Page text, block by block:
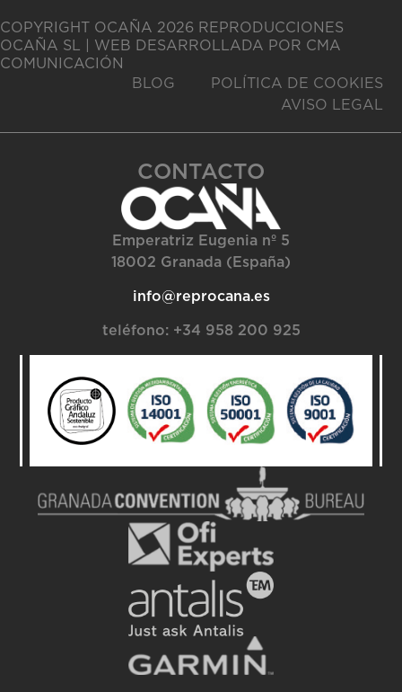
COPYRIGHT OCAÑA 2026 REPRODUCCIONES
OCAÑA SL | WEB DESARROLLADA POR CMA
COMUNICACIÓN
BLOG
POLÍTICA DE COOKIES
AVISO LEGAL
CONTACTO
Emperatriz Eugenia nº 5
18002 Granada (España)
info@reprocana.es
teléfono: +34 958 200 925